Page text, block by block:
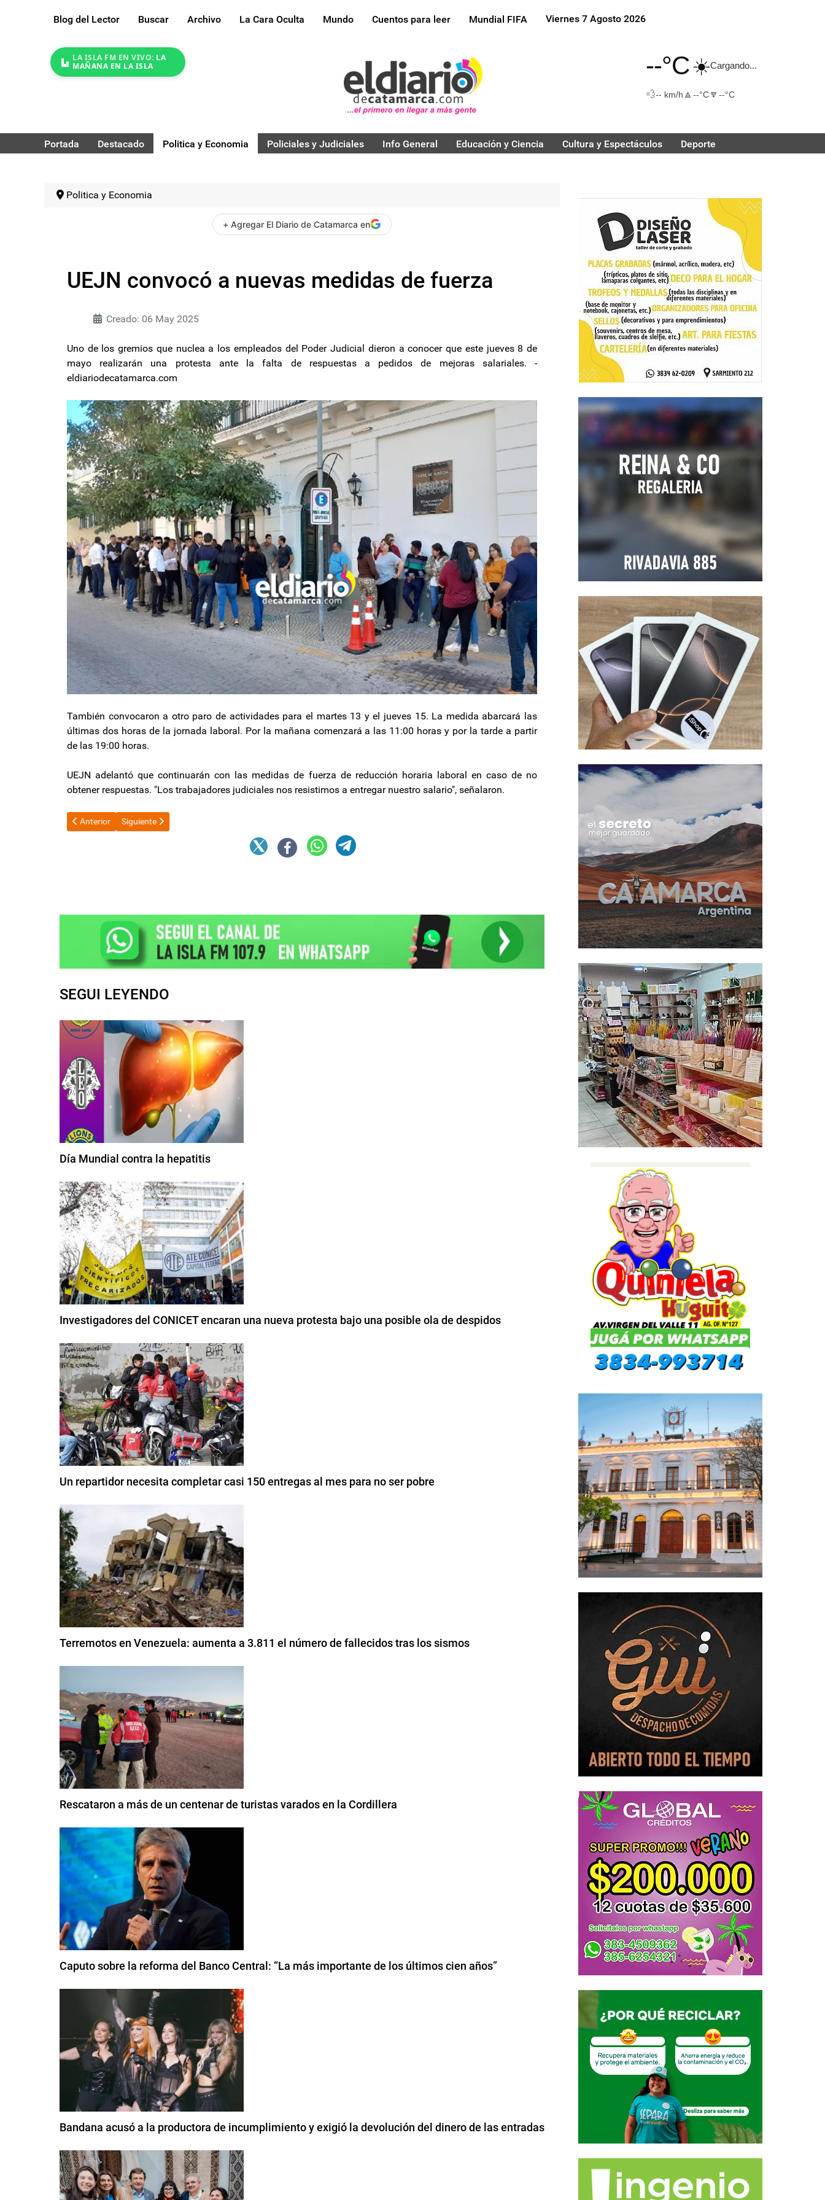
Blog del Lector Buscar Archivo La Cara Oculta Mundo Cuentos para leer Mundial FIFA Viernes 7 Agosto 2026
LA ISLA FM EN VIVO: LA
MAÑANA EN LA ISLA
--°C☀️Cargando...
💨-- km/h 🔼 --°C🔽 --°C
Portada Destacado Politica y Economia Policiales y Judiciales Info General Educación y Ciencia Cultura y Espectáculos Deporte
Politica y Economia
+ Agregar El Diario de Catamarca en
UEJN convocó a nuevas medidas de fuerza
Creado: 06 May 2025
Uno de los gremios que nuclea a los empleados del Poder Judicial dieron a conocer que este jueves 8 de
mayo realizarán una protesta ante la falta de respuestas a pedidos de mejoras salariales. -
eldiariodecatamarca.com
También convocaron a otro paro de actividades para el martes 13 y el jueves 15. La medida abarcará las
últimas dos horas de la jornada laboral. Por la mañana comenzará a las 11:00 horas y por la tarde a partir
de las 19:00 horas.
UEJN adelantó que continuarán con las medidas de fuerza de reducción horaria laboral en caso de no
obtener respuestas. "Los trabajadores judiciales nos resistimos a entregar nuestro salario", señalaron.
Artículo anterior: Germán Kranevitter será el secretario de Gobierno de la Capital
Anterior Artículo siguiente: El transporte urbano en Catamarca, es normal
Siguiente
SEGUI LEYENDO
Día Mundial contra la hepatitis
Investigadores del CONICET encaran una nueva protesta bajo una posible ola de despidos
Un repartidor necesita completar casi 150 entregas al mes para no ser pobre
Terremotos en Venezuela: aumenta a 3.811 el número de fallecidos tras los sismos
Rescataron a más de un centenar de turistas varados en la Cordillera
Caputo sobre la reforma del Banco Central: “La más importante de los últimos cien años”
Bandana acusó a la productora de incumplimiento y exigió la devolución del dinero de las entradas